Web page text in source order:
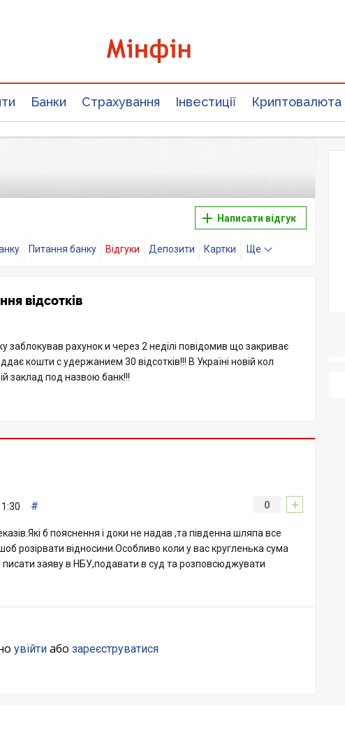
Банки Страхування Інвестиції Криптовалюта
Написати відгук
Питання банку Відгуки Депозити Картки Ще
відсотків
заблокував рахунок и через 2 неділі повідомив що закриває
кошти с удержанием 30 відсотків!!! В Україні новій кол
заклад под назвою банк!!!
+
0
#
б пояснення і доки не надав ,та південна шляпа все
розірвати відносини.Особливо коли у вас кругленька сума
заяву в НБУ,подавати в суд та розповсюджувати
увійти або зареєструватися